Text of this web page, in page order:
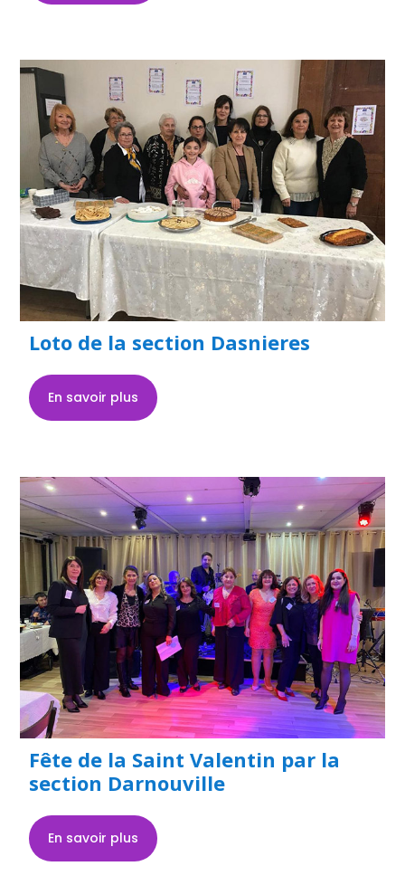
Loto de la section Dasnieres
En savoir plus
Fête de la Saint Valentin par la
section Darnouville
En savoir plus